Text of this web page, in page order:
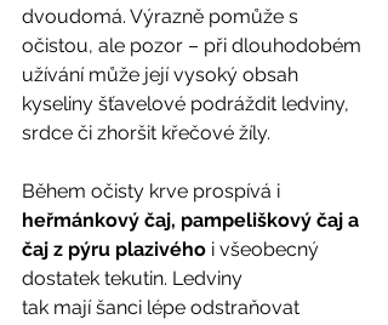
dvoudomá. Výrazně pomůže s
očistou, ale pozor – při dlouhodobém
užívání může její vysoký obsah
kyseliny šťavelové podráždit ledviny,
srdce či zhoršit křečové žíly.
Během očisty krve prospívá i
heřmánkový čaj, pampeliškový čaj a
čaj z pýru plazivého i všeobecný
dostatek tekutin. Ledviny
tak mají šanci lépe odstraňovat